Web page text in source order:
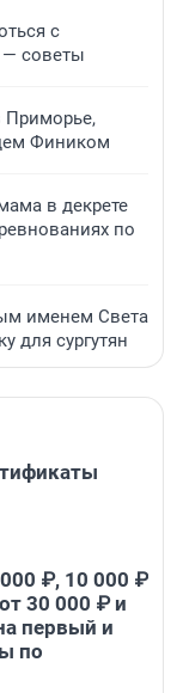
с
советы
Фиником
в декрете
по
именем Света
для сургутян
₽, 10 000 ₽
30 000 ₽ и
первый и
по